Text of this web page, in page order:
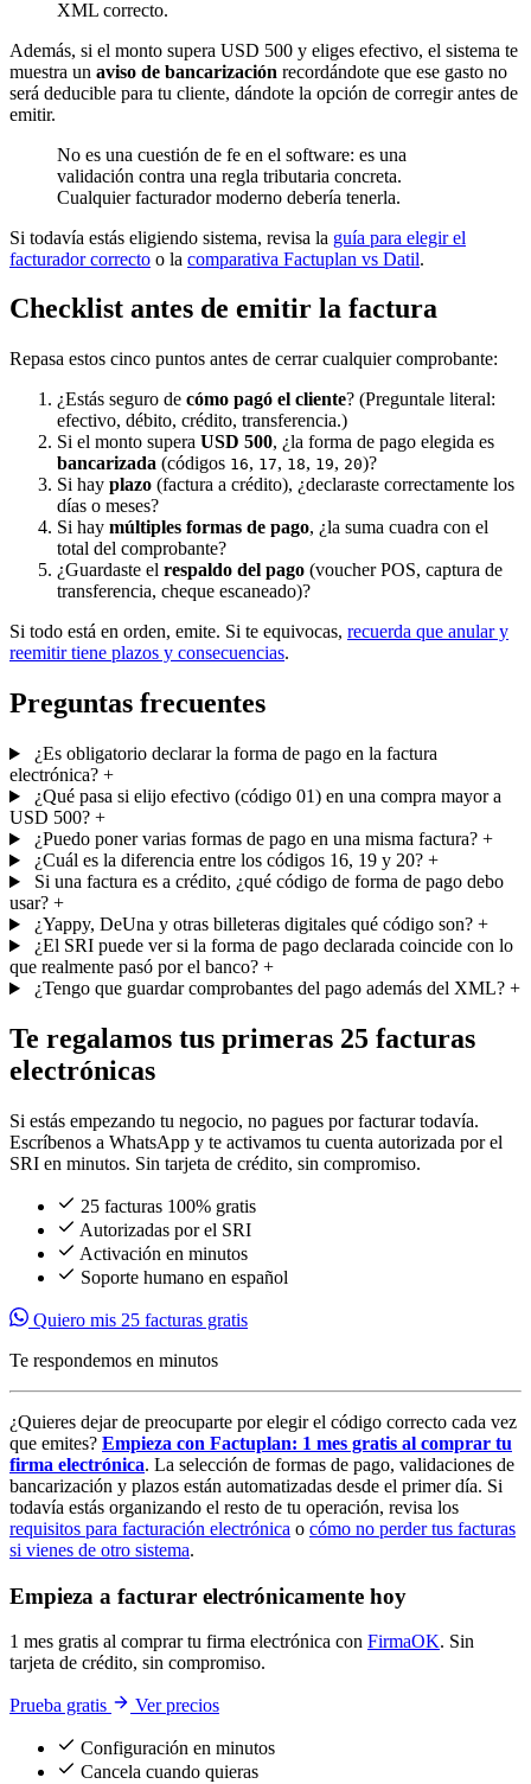
XML correcto.
Además, si el monto supera USD 500 y eliges efectivo, el sistema te
muestra un aviso de bancarización recordándote que ese gasto no
será deducible para tu cliente, dándote la opción de corregir antes de
emitir.
No es una cuestión de fe en el software: es una
validación contra una regla tributaria concreta.
Cualquier facturador moderno debería tenerla.
Si todavía estás eligiendo sistema, revisa la guía para elegir el
facturador correcto o la comparativa Factuplan vs Datil.
Checklist antes de emitir la factura
Repasa estos cinco puntos antes de cerrar cualquier comprobante:
¿Estás seguro de cómo pagó el cliente? (Preguntale literal:
efectivo, débito, crédito, transferencia.)
Si el monto supera USD 500, ¿la forma de pago elegida es
bancarizada (códigos 16, 17, 18, 19, 20)?
Si hay plazo (factura a crédito), ¿declaraste correctamente los
días o meses?
Si hay múltiples formas de pago, ¿la suma cuadra con el
total del comprobante?
¿Guardaste el respaldo del pago (voucher POS, captura de
transferencia, cheque escaneado)?
Si todo está en orden, emite. Si te equivocas, recuerda que anular y
reemitir tiene plazos y consecuencias.
Preguntas frecuentes
¿Es obligatorio declarar la forma de pago en la factura
electrónica? +
¿Qué pasa si elijo efectivo (código 01) en una compra mayor a
USD 500? +
¿Puedo poner varias formas de pago en una misma factura? +
¿Cuál es la diferencia entre los códigos 16, 19 y 20? +
Si una factura es a crédito, ¿qué código de forma de pago debo
usar? +
¿Yappy, DeUna y otras billeteras digitales qué código son? +
¿El SRI puede ver si la forma de pago declarada coincide con lo
que realmente pasó por el banco? +
¿Tengo que guardar comprobantes del pago además del XML? +
Te regalamos tus primeras 25 facturas
electrónicas
Si estás empezando tu negocio, no pagues por facturar todavía.
Escríbenos a WhatsApp y te activamos tu cuenta autorizada por el
SRI en minutos. Sin tarjeta de crédito, sin compromiso.
25 facturas 100% gratis
Autorizadas por el SRI
Activación en minutos
Soporte humano en español
Quiero mis 25 facturas gratis
Te respondemos en minutos
¿Quieres dejar de preocuparte por elegir el código correcto cada vez
que emites? Empieza con Factuplan: 1 mes gratis al comprar tu
firma electrónica. La selección de formas de pago, validaciones de
bancarización y plazos están automatizadas desde el primer día. Si
todavía estás organizando el resto de tu operación, revisa los
requisitos para facturación electrónica o cómo no perder tus facturas
si vienes de otro sistema.
Empieza a facturar electrónicamente hoy
1 mes gratis al comprar tu firma electrónica con FirmaOK. Sin
tarjeta de crédito, sin compromiso.
Prueba gratis Ver precios
Configuración en minutos
Cancela cuando quieras